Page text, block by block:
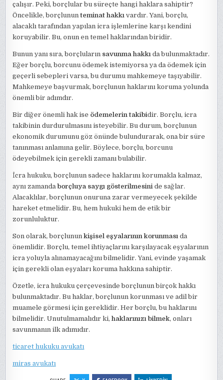
çalışır. Peki, borçlular bu süreçte hangi haklara sahiptir?
Öncelikle, borçlununteminat hakkı vardır. Yani, borçlu,
alacaklı tarafından yapılan icra işlemlerine karşı kendini
koruyabilir. Bu, onun en temel haklarından biridir.
Bunun yanı sıra, borçluların savunma hakkı da bulunmaktadır.
Eğer borçlu, borcunu ödemek istemiyorsa ya da ödemek için
geçerli sebepleri varsa, bu durumu mahkemeye taşıyabilir.
Mahkemeye başvurmak, borçlunun haklarını koruma yolunda
önemli bir adımdır.
Bir diğer önemli hak ise ödemelerin takibidir. Borçlu, icra
takibinin durdurulmasını isteyebilir. Bu durum, borçlunun
ekonomik durumunu göz önünde bulundurarak, ona bir süre
tanınması anlamına gelir. Böylece, borçlu, borcunu
ödeyebilmek için gerekli zamanı bulabilir.
İcra hukuku, borçlunun sadece haklarını korumakla kalmaz,
aynı zamandaborçluya saygı gösterilmesini de sağlar.
Alacaklılar, borçlunun onuruna zarar vermeyecek şekilde
hareket etmelidir. Bu, hem hukuki hem de etik bir
zorunluluktur.
Son olarak, borçlununkişisel eşyalarının korunması da
önemlidir. Borçlu, temel ihtiyaçlarını karşılayacak eşyalarının
icra yoluyla alınamayacağını bilmelidir. Yani, evinde yaşamak
için gerekli olan eşyaları koruma hakkına sahiptir.
Özetle, icra hukuku çerçevesinde borçlunun birçok hakkı
bulunmaktadır. Bu haklar, borçlunun korunması ve adil bir
muamele görmesi için gereklidir. Her borçlu, bu haklarını
bilmelidir. Unutulmamalıdır ki,haklarınızı bilmek, onları
savunmanın ilk adımıdır.
ticaret hukuku avukatı
miras avukatı